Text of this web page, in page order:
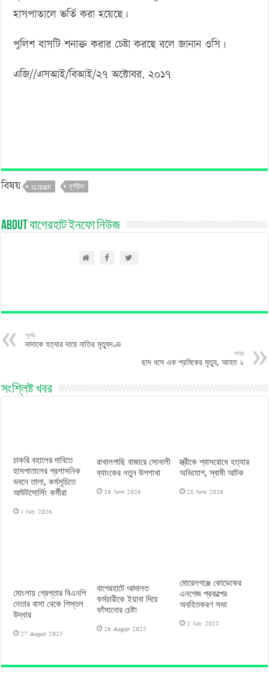
হাসপাতালে ভর্তি করা হয়েছে।
পুলিশ বাসটি শনাক্ত করার চেষ্টা করছে বলে জানান ওসি।
এজি//এসআই/বিআই/২৭ অক্টোবর, ২০১৭
বিষয় SLIDER দুর্ঘটনা
About বাগেরহাট ইনফো নিউজ
পূর্বের
দাদাকে হত্যার দায়ে নাতির মৃত্যুদণ্ড
পরের
ছাদ ধসে এক শ্রমিকের মৃত্যু, আহত ২
সংশ্লিষ্ট খবর
চাকরি বহালের দাবিতে
হাসপাতালের প্রশাসনিক
ভবনে তালা, কর্মসূচিতে
আউটসোর্সিং কর্মীরা
1 July 2026
রাখালগাছি বাজারে সোনালী
ব্যাংকের নতুন উপশাখা
30 June 2026
স্ত্রীকে শ্বাসরোধে হত্যার
অভিযোগ, স্বামী আটক
28 June 2026
মোংলায় গ্রেপ্তার বিএনপি
নেতার বাসা থেকে পিস্তল
উদ্ধার
27 August 2025
বাগেরহাটে আদালত
কর্মচারীকে ইয়াবা দিয়ে
ফাঁসানোর চেষ্টা
26 August 2025
মোরেলগঞ্জে কোডেকের
এনগেজ প্রকল্পের
অবহিতকরণ সভা
2 July 2025